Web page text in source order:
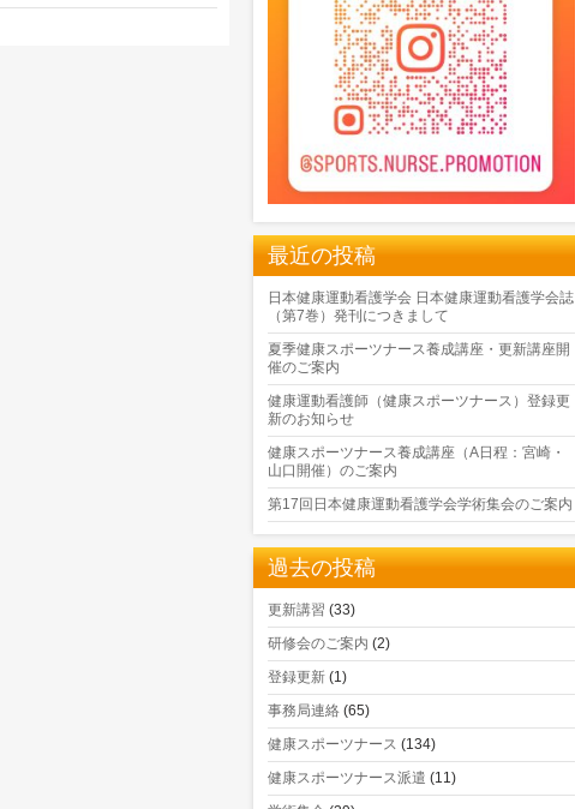
最近の投稿
日本健康運動看護学会 日本健康運動看護学会誌
（第7巻）発刊につきまして
夏季健康スポーツナース養成講座・更新講座開
催のご案内
健康運動看護師（健康スポーツナース）登録更
新のお知らせ
健康スポーツナース養成講座（A日程：宮崎・
山口開催）のご案内
第17回日本健康運動看護学会学術集会のご案内
過去の投稿
更新講習 (33)
研修会のご案内 (2)
登録更新 (1)
事務局連絡 (65)
健康スポーツナース (134)
健康スポーツナース派遣 (11)